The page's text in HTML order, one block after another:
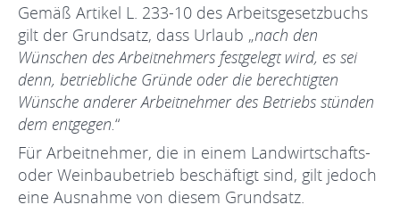
Gemäß Artikel L. 233-10 des Arbeitsgesetzbuchs
gilt der Grundsatz, dass Urlaub „nach den
Wünschen des Arbeitnehmers festgelegt wird, es sei
denn, betriebliche Gründe oder die berechtigten
Wünsche anderer Arbeitnehmer des Betriebs stünden
dem entgegen.“
Für Arbeitnehmer, die in einem Landwirtschafts-
oder Weinbaubetrieb beschäftigt sind, gilt jedoch
eine Ausnahme von diesem Grundsatz.